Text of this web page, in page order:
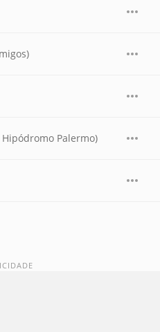
Hipódromo Palermo)